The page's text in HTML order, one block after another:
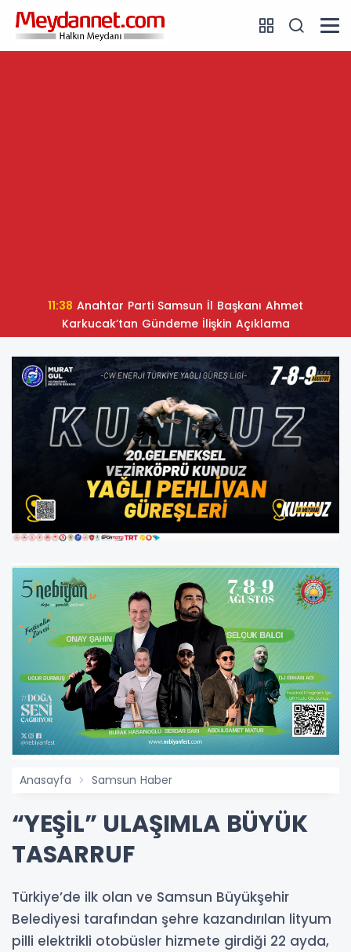
11:38
Karkucak’tan Gündeme İlişkin Açıklama
Anasayfa Samsun Haber
“YEŞİL” ULAŞIMLA BÜYÜK
TASARRUF
Türkiye’de ilk olan ve Samsun Büyükşehir
Belediyesi tarafından şehre kazandırılan lityum
pilli elektrikli otobüsler hizmete girdiği 22 ayda,